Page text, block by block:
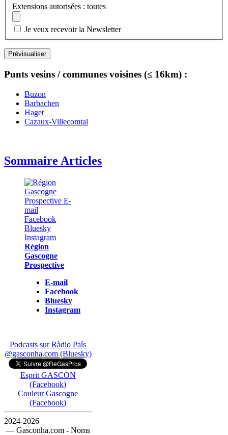
Extensions autorisées : toutes
Je veux recevoir la Newsletter
Punts vesins / communes voisines (≤ 16km) :
Buzon
Barbachen
Haget
Cazaux-Villecomtal
Sommaire Articles
Région
Gascogne
Prospective
E-mail
Facebook
Bluesky
Instagram
Podcasts sur Ràdio País
@gasconha.com (Bluesky)
Esprit GASCON
(Facebook)
Couleur Gascogne
(Facebook)
2024-2026
— Gasconha.com - Noms